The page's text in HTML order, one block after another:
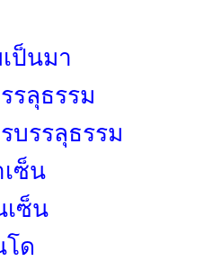
ป็นมา
รลุธรรม
บรรลุธรรม
เซ็น
เซ็น
โด